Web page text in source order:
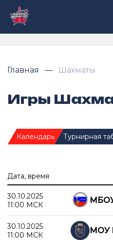
Главная Шахматы
Игры
Календарь Турнирная
Дата, время
30.10.2025
11:00 МСК
30.10.2025
11:00 МСК
МОУ